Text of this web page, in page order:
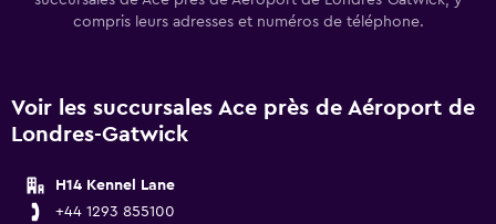
compris leurs adresses et numéros de téléphone.
Voir les succursales Ace près de Aéroport de
Londres-Gatwick
H14 Kennel Lane
+44 1293 855100